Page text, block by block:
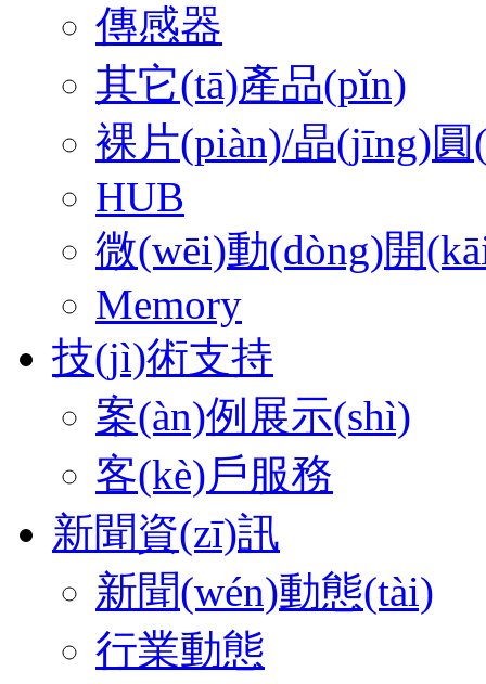
傳感器
其它(tā)產品(pǐn)
裸片(piàn)/晶(jīng)圓
HUB
微(wēi)動(dòng)開
Memory
技(jì)術支持
案(àn)例展示(shì)
客(kè)戶服務
新聞資(zī)訊
新聞(wén)動態(tài)
行業動態